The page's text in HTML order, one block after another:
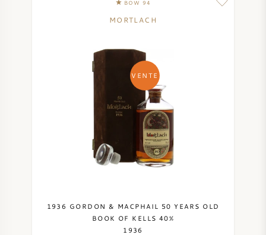
BOW 94
VENTE
MORTLACH
1936 GORDON & MACPHAIL 50 YEARS OLD
BOOK OF KELLS 40%
1936